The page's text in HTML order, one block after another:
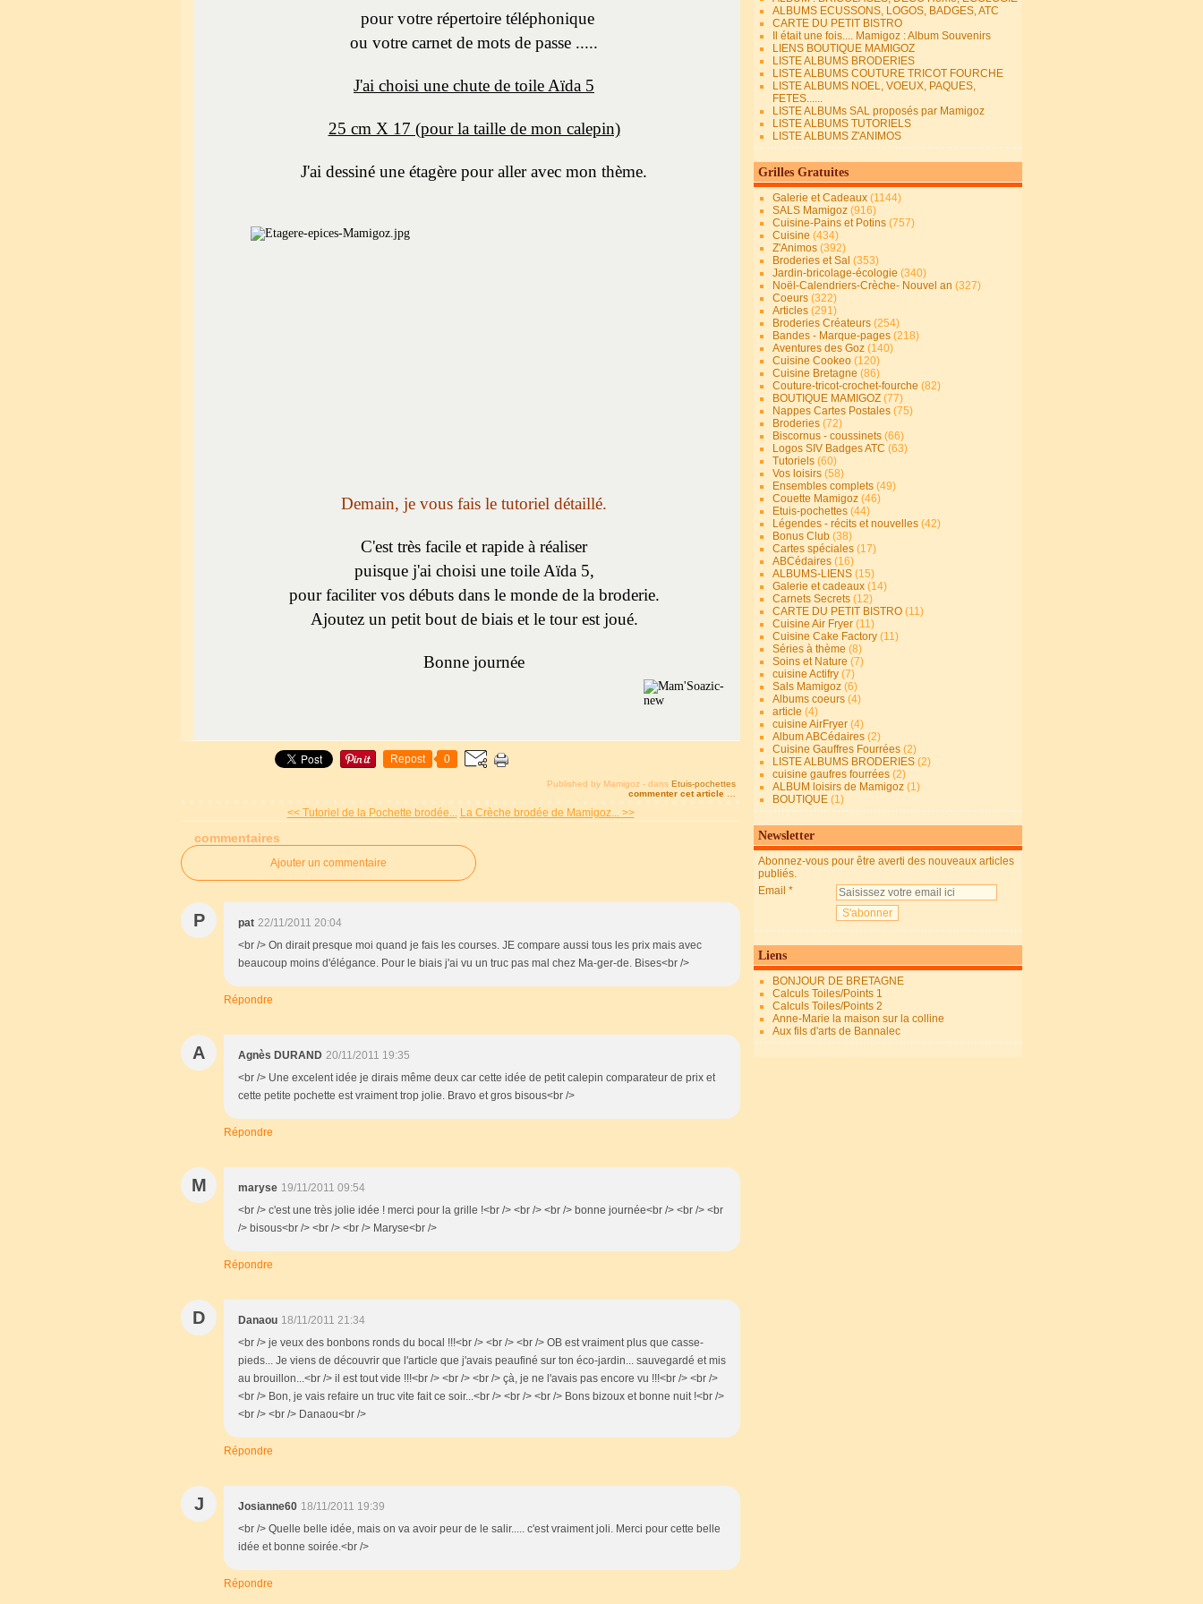
pour votre répertoire téléphonique
ou votre carnet de mots de passe .....
J'ai choisi une chute de toile Aïda 5
25 cm X 17 (pour la taille de mon calepin)
J'ai dessiné une étagère pour aller avec mon thème.
Demain, je vous fais le tutoriel détaillé.
C'est très facile et rapide à réaliser
puisque j'ai choisi une toile Aïda 5,
pour faciliter vos débuts dans le monde de la broderie.
Ajoutez un petit bout de biais et le tour est joué.
Bonne journée
Repost 0
Published by Mamigoz - dans Etuis-pochettes
commenter cet article
<< Tutoriel de la Pochette brodée... La Crèche brodée de Mamigoz... >>
commentaires
Ajouter un commentaire
P pat 22/11/2011 20:04
<br /> On dirait presque moi quand je fais les courses. JE compare aussi tous les prix mais avec
beaucoup moins d'élégance. Pour le biais j'ai vu un truc pas mal chez Ma-ger-de. Bises<br />
Répondre
A Agnès DURAND 20/11/2011 19:35
<br /> Une excelent idée je dirais même deux car cette idée de petit calepin comparateur de prix et
cette petite pochette est vraiment trop jolie. Bravo et gros bisous<br />
Répondre
M maryse 19/11/2011 09:54
<br /> c'est une très jolie idée ! merci pour la grille !<br /> <br /> <br /> bonne journée<br /> <br /> <br
/> bisous<br /> <br /> <br /> Maryse<br />
Répondre
D Danaou 18/11/2011 21:34
<br /> je veux des bonbons ronds du bocal !!!<br /> <br /> <br /> OB est vraiment plus que casse-
pieds... Je viens de découvrir que l'article que j'avais peaufiné sur ton éco-jardin... sauvegardé et mis
au brouillon...<br /> il est tout vide !!!<br /> <br /> <br /> çà, je ne l'avais pas encore vu !!!<br /> <br />
<br /> Bon, je vais refaire un truc vite fait ce soir...<br /> <br /> <br /> Bons bizoux et bonne nuit !<br />
<br /> <br /> Danaou<br />
Répondre
J Josianne60 18/11/2011 19:39
<br /> Quelle belle idée, mais on va avoir peur de le salir..... c'est vraiment joli. Merci pour cette belle
idée et bonne soirée.<br />
Répondre
ALBUMS ECUSSONS, LOGOS, BADGES, ATC
CARTE DU PETIT BISTRO
Il était une fois.... Mamigoz : Album Souvenirs
LIENS BOUTIQUE MAMIGOZ
LISTE ALBUMS BRODERIES
LISTE ALBUMS COUTURE TRICOT FOURCHE
LISTE ALBUMS NOEL, VOEUX, PAQUES,
FETES......
LISTE ALBUMs SAL proposés par Mamigoz
LISTE ALBUMS TUTORIELS
LISTE ALBUMS Z'ANIMOS
Grilles Gratuites
Galerie et Cadeaux (1144)
SALS Mamigoz (916)
Cuisine-Pains et Potins (757)
Cuisine (434)
Z'Animos (392)
Broderies et Sal (353)
Jardin-bricolage-écologie (340)
Noël-Calendriers-Crèche- Nouvel an (327)
Coeurs (322)
Articles (291)
Broderies Créateurs (254)
Bandes - Marque-pages (218)
Aventures des Goz (140)
Cuisine Cookeo (120)
Cuisine Bretagne (86)
Couture-tricot-crochet-fourche (82)
BOUTIQUE MAMIGOZ (77)
Nappes Cartes Postales (75)
Broderies (72)
Biscornus - coussinets (66)
Logos SIV Badges ATC (63)
Tutoriels (60)
Vos loisirs (58)
Ensembles complets (49)
Couette Mamigoz (46)
Etuis-pochettes (44)
Légendes - récits et nouvelles (42)
Bonus Club (38)
Cartes spéciales (17)
ABCédaires (16)
ALBUMS-LIENS (15)
Galerie et cadeaux (14)
Carnets Secrets (12)
CARTE DU PETIT BISTRO (11)
Cuisine Air Fryer (11)
Cuisine Cake Factory (11)
Séries à thème (8)
Soins et Nature (7)
cuisine Actifry (7)
Sals Mamigoz (6)
Albums coeurs (4)
article (4)
cuisine AirFryer (4)
Album ABCédaires (2)
Cuisine Gauffres Fourrées (2)
LISTE ALBUMS BRODERIES (2)
cuisine gaufres fourrées (2)
ALBUM loisirs de Mamigoz (1)
BOUTIQUE (1)
Newsletter
Abonnez-vous pour être averti des nouveaux articles
publiés.
Email
Liens
BONJOUR DE BRETAGNE
Calculs Toiles/Points 1
Calculs Toiles/Points 2
Anne-Marie la maison sur la colline
Aux fils d'arts de Bannalec